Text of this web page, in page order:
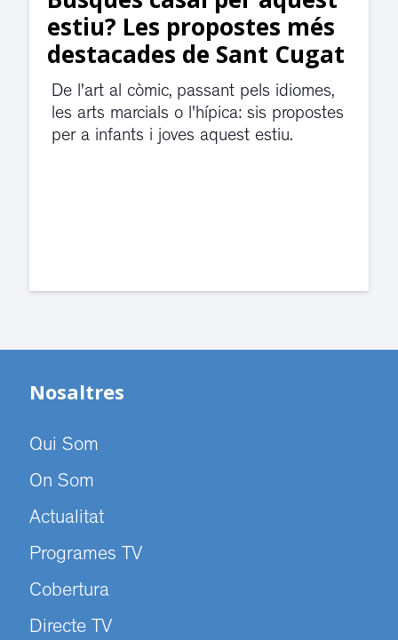
jutjats de Rubí fins
divendres per una fuita
d’aigua
El servei de guàrdia i el jutjat de
violència de gènere s'han traslladat a
Nosaltres
Qui Som
On Som
Actualitat
Programes TV
Cobertura
Directe TV